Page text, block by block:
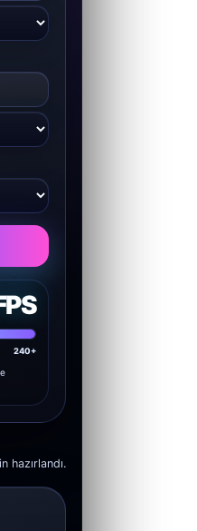
240+
hazırlandı.